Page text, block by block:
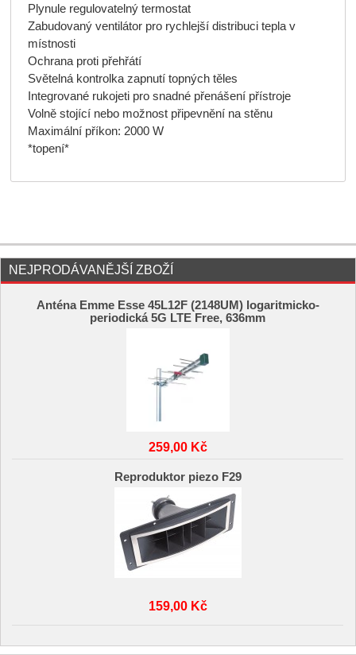
Plynule regulovatelný termostat
Zabudovaný ventilátor pro rychlejší distribuci tepla v
místnosti
Ochrana proti přehřátí
Světelná kontrolka zapnutí topných těles
Integrované rukojeti pro snadné přenášení přístroje
Volně stojící nebo možnost připevnění na stěnu
Maximální příkon: 2000 W
*topení*
NEJPRODÁVANĚJŠÍ ZBOŽÍ
Anténa Emme Esse 45L12F (2148UM) logaritmicko-
periodická 5G LTE Free, 636mm
259,00 Kč
Reproduktor piezo F29
159,00 Kč